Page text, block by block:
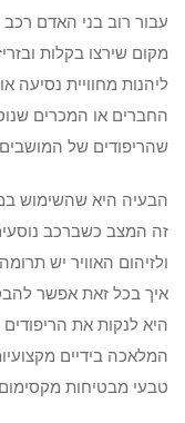
עבור רוב בני האדם
מקום שירצו בקלות
ליהנות מחוויית
החברים או המכרים
שהריפודים של
הבעיה היא שהשימוש
זה המצב כשברכב
ולזיהום האוויר יש
איך בכל זאת אפשר
היא לנקות את
המלאכה בידיים
טבעי מבטיחות